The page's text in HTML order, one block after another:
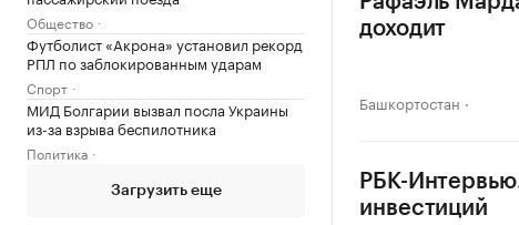
Общество
Футболист «Акрона» установил рекорд
РПЛ по заблокированным ударам
Спорт
МИД Болгарии вызвал посла Украины
из-за взрыва беспилотника
Политика
Загрузить еще
доходит
Башкортостан
РБК-
инвестиций